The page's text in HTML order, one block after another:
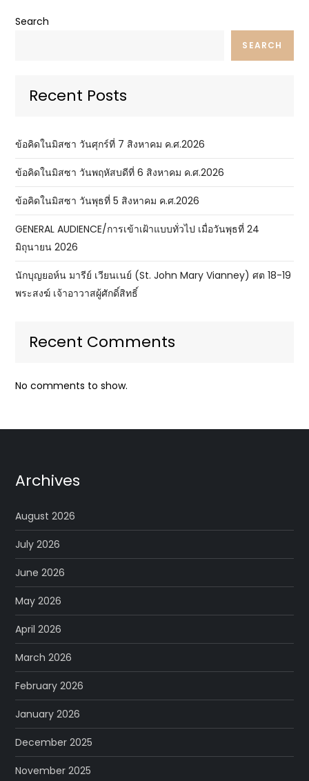
Search
SEARCH
Recent Posts
ข้อคิดในมิสซา วันศุกร์ที่ 7 สิงหาคม ค.ศ.2026
ข้อคิดในมิสซา วันพฤหัสบดีที่ 6 สิงหาคม ค.ศ.2026
ข้อคิดในมิสซา วันพุธที่ 5 สิงหาคม ค.ศ.2026
GENERAL AUDIENCE/การเข้าเฝ้าแบบทั่วไป เมื่อวันพุธที่ 24
มิถุนายน 2026
นักบุญยอห์น มารีย์ เวียนเนย์ (St. John Mary Vianney) ศต 18-19
พระสงฆ์ เจ้าอาวาสผู้ศักดิ์สิทธิ์
Recent Comments
No comments to show.
Archives
August 2026
July 2026
June 2026
May 2026
April 2026
March 2026
February 2026
January 2026
December 2025
November 2025